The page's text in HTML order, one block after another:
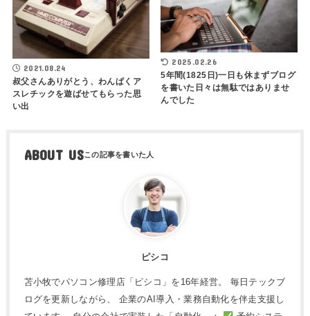
2021.08.24
叔父さんありがとう、わんぱくア
スレチックを遊ばせてもらった思
い出
2025.02.26
5年間(1825日)一日も休まずブログ
を書いた日々は無駄ではありませ
んでした
ABOUT US
ピシコ
苫小牧でパソコン修理店「ピシコ」を16年経営。 毎日テックブ
ログを更新しながら、 企業のAI導入・業務自動化を伴走支援し